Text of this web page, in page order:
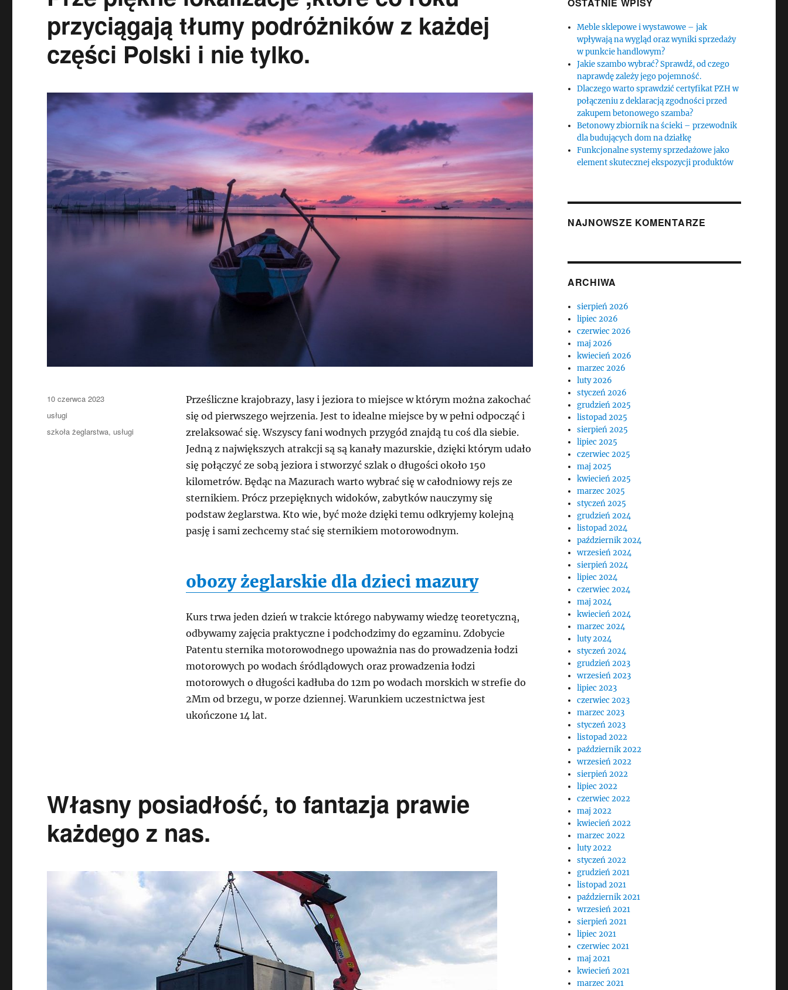
przyciągają tłumy podróżników z każdej
części Polski i nie tylko.
Prześliczne krajobrazy, lasy i jeziora to miejsce w którym można zakochać
się od pierwszego wejrzenia. Jest to idealne miejsce by w pełni odpocząć i
zrelaksować się. Wszyscy fani wodnych przygód znajdą tu coś dla siebie.
Jedną z największych atrakcji są są kanały mazurskie, dzięki którym udało
się połączyć ze sobą jeziora i stworzyć szlak o długości około 150
kilometrów. Będąc na Mazurach warto wybrać się w całodniowy rejs ze
sternikiem. Prócz przepięknych widoków, zabytków nauczymy się
podstaw żeglarstwa. Kto wie, być może dzięki temu odkryjemy kolejną
pasję i sami zechcemy stać się sternikiem motorowodnym.
obozy żeglarskie dla dzieci mazury
Kurs trwa jeden dzień w trakcie którego nabywamy wiedzę teoretyczną,
odbywamy zajęcia praktyczne i podchodzimy do egzaminu. Zdobycie
Patentu sternika motorowodnego upoważnia nas do prowadzenia łodzi
motorowych po wodach śródlądowych oraz prowadzenia łodzi
motorowych o długości kadłuba do 12m po wodach morskich w strefie do
2Mm od brzegu, w porze dziennej. Warunkiem uczestnictwa jest
ukończone 14 lat.
Data
publikacji
10 czerwca 2023
Kategorie
usługi
Tagi
szkoła żeglarstwa, usługi
Własny posiadłość, to fantazja prawie
każdego z nas.
Meble sklepowe i wystawowe – jak
wpływają na wygląd oraz wyniki sprzedaży
w punkcie handlowym?
Jakie szambo wybrać? Sprawdź, od czego
naprawdę zależy jego pojemność.
Dlaczego warto sprawdzić certyfikat PZH w
połączeniu z deklaracją zgodności przed
zakupem betonowego szamba?
Betonowy zbiornik na ścieki – przewodnik
dla budujących dom na działkę
Funkcjonalne systemy sprzedażowe jako
element skutecznej ekspozycji produktów
NAJNOWSZE KOMENTARZE
ARCHIWA
sierpień 2026
lipiec 2026
czerwiec 2026
maj 2026
kwiecień 2026
marzec 2026
luty 2026
styczeń 2026
grudzień 2025
listopad 2025
sierpień 2025
lipiec 2025
czerwiec 2025
maj 2025
kwiecień 2025
marzec 2025
styczeń 2025
grudzień 2024
listopad 2024
październik 2024
wrzesień 2024
sierpień 2024
lipiec 2024
czerwiec 2024
maj 2024
kwiecień 2024
marzec 2024
luty 2024
styczeń 2024
grudzień 2023
wrzesień 2023
lipiec 2023
czerwiec 2023
marzec 2023
styczeń 2023
listopad 2022
październik 2022
wrzesień 2022
sierpień 2022
lipiec 2022
czerwiec 2022
maj 2022
kwiecień 2022
marzec 2022
luty 2022
styczeń 2022
grudzień 2021
listopad 2021
październik 2021
wrzesień 2021
sierpień 2021
lipiec 2021
czerwiec 2021
maj 2021
kwiecień 2021
marzec 2021